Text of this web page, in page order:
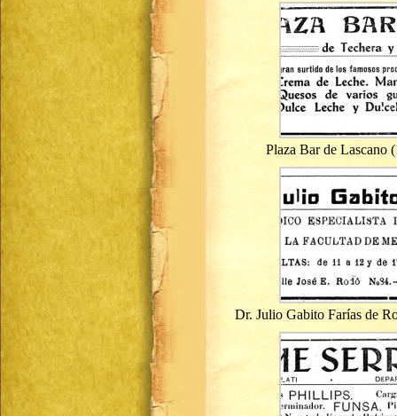
Plaza Bar de Lascano
Dr. Julio Gabito Farías de